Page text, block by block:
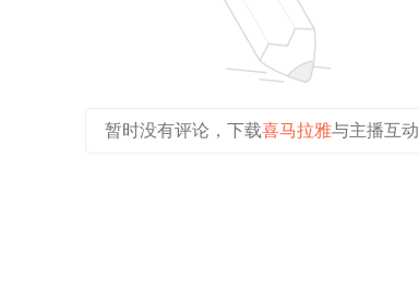
暂时没有评论，下载喜马拉雅与主播互动